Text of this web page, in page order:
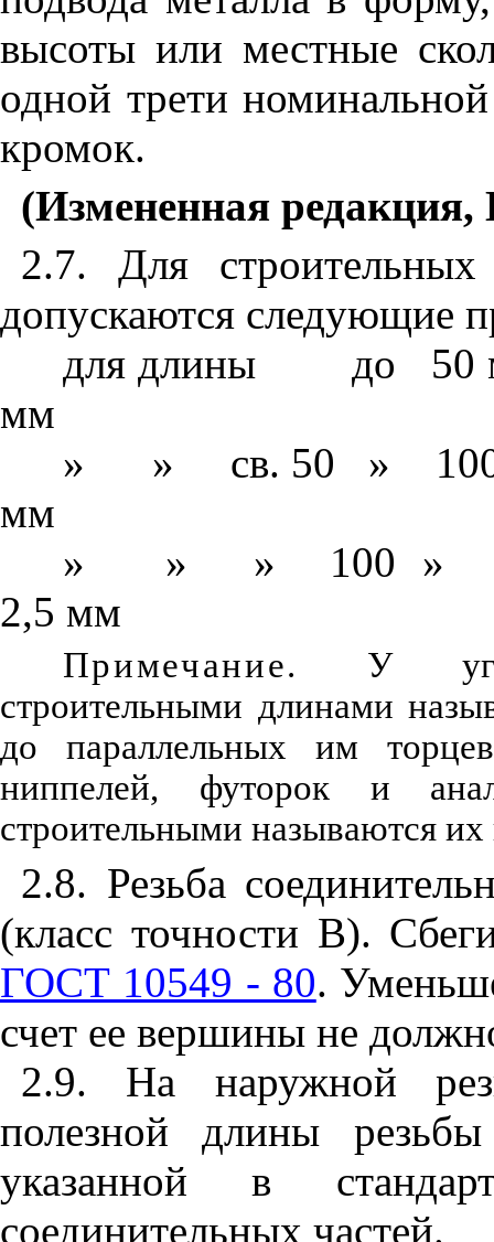
высоты или местные
одной трети
кромок.
(Измененная
2.7. Для строительных
допускаются следующие
для длины
до
50
мм
»
» св. 50 »
мм
»
» » 100
»
2,5 мм
Примечание.
У
строительными длинами
до параллельных им
ниппелей, футорок и
строительными называются
2.8. Резьба
(класс точности В).
ГОСТ 10549 - 80.
счет ее вершины не
2.9. На наружной
полезной длины
указанной в
соединительных частей.